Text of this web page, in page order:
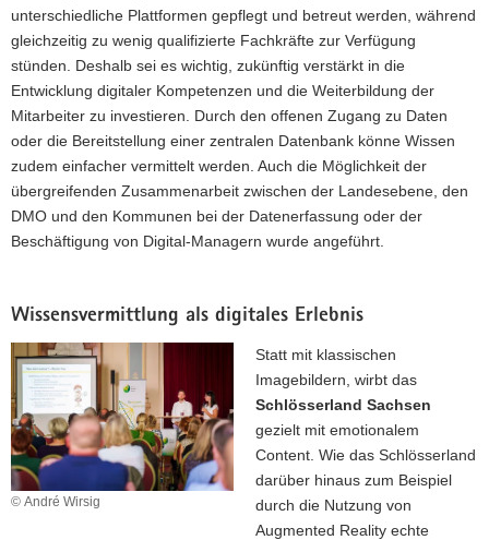
unterschiedliche Plattformen gepflegt und betreut werden, während
gleichzeitig zu wenig qualifizierte Fachkräfte zur Verfügung
stünden. Deshalb sei es wichtig, zukünftig verstärkt in die
Entwicklung digitaler Kompetenzen und die Weiterbildung der
Mitarbeiter zu investieren. Durch den offenen Zugang zu Daten
oder die Bereitstellung einer zentralen Datenbank könne Wissen
zudem einfacher vermittelt werden. Auch die Möglichkeit der
übergreifenden Zusammenarbeit zwischen der Landesebene, den
DMO und den Kommunen bei der Datenerfassung oder der
Beschäftigung von Digital-Managern wurde angeführt.
Wissensvermittlung als digitales Erlebnis
© André Wirsig
Statt mit klassischen
Imagebildern, wirbt das
Schlösserland Sachsen
gezielt mit emotionalem
Content. Wie das Schlösserland
darüber hinaus zum Beispiel
durch die Nutzung von
Augmented Reality echte